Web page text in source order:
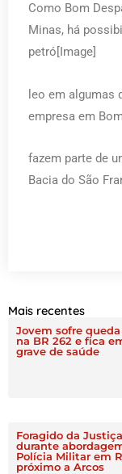
Como Bom
Minas, há
petró[Image]
leo em algumas
empresa em
fazem parte de
Bacia do São
Mais recentes
Jovem sofre
na BR 262 e fica
grave de saúde
Foragido da
durante
Polícia Militar em
próximo a Arcos